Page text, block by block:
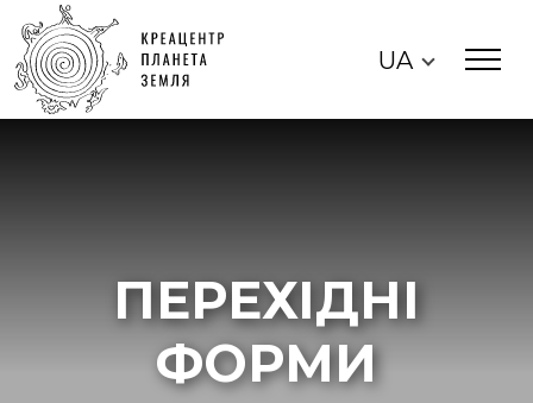
UA
ПЕРЕХІДНІ
ФОРМИ